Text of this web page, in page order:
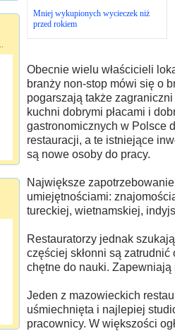
Mniej wykupionych wycieczek niż
przed rokiem
Obecnie wielu właścicieli
branży non-stop mówi się o
pogarszają także
kuchni dobrymi płacami i
gastronomicznych w Polsce
restauracji, a te istniejące
są nowe osoby do pracy.
Największe
umiejętnościami:
tureckiej, wietnamskiej,
Restauratorzy jednak
częściej skłonni są
chętne do nauki. Zapewniają
Jeden z mazowieckich
uśmiechnięta i najlepiej
pracownicy. W większości